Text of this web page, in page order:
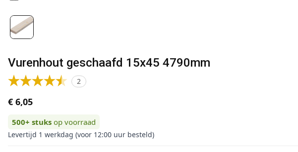
Vurenhout geschaafd 15x45 4790mm
2
€ 6,05
500+ stuks op voorraad
Levertijd 1 werkdag (voor 12:00 uur besteld)